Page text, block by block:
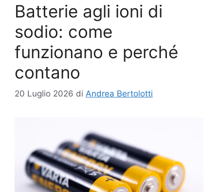
Batterie agli ioni di
sodio: come
funzionano e perché
contano
20 Luglio 2026 di Andrea Bertolotti